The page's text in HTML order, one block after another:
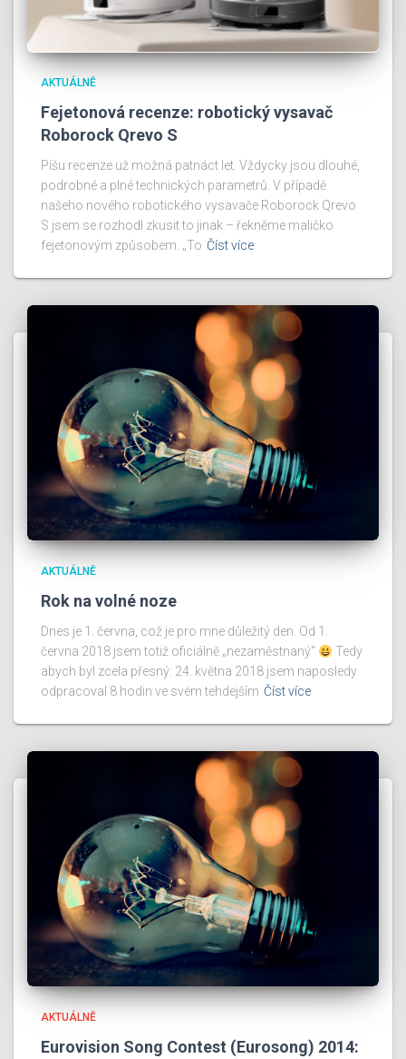
AKTUÁLNĚ
Fejetonová recenze: robotický vysavač
Roborock Qrevo S
Píšu recenze už možná patnáct let. Vždycky jsou dlouhé,
podrobné a plné technických parametrů. V případě
našeho nového robotického vysavače Roborock Qrevo
S jsem se rozhodl zkusit to jinak – řekněme maličko
fejetonovým způsobem. „To Číst více
AKTUÁLNĚ
Rok na volné noze
Dnes je 1. června, což je pro mne důležitý den. Od 1.
června 2018 jsem totiž oficiálně „nezaměstnaný“
Tedy
abych byl zcela přesný: 24. května 2018 jsem naposledy
odpracoval 8 hodin ve svém tehdejším Číst více
AKTUÁLNĚ
Eurovision Song Contest (Eurosong) 2014: